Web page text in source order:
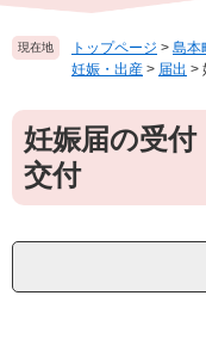
。
て
本
文
現在地 トップページ > 島本
妊娠・出産 > 届出 >
本
文妊娠届の受付
交付